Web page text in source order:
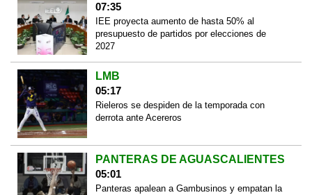
07:35
IEE proyecta aumento de hasta 50% al
presupuesto de partidos por elecciones de
2027
LMB
05:17
Rieleros se despiden de la temporada con
derrota ante Acereros
PANTERAS DE AGUASCALIENTES
05:01
Panteras apalean a Gambusinos y empatan la